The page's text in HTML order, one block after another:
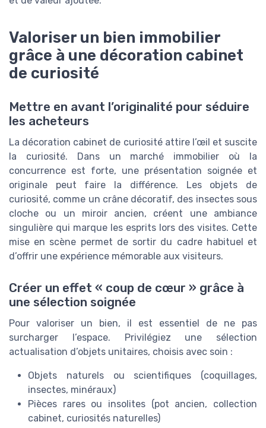
Valoriser un bien immobilier
grâce à une décoration cabinet
de curiosité
Mettre en avant l’originalité pour séduire
les acheteurs
La décoration cabinet de curiosité attire l’œil et suscite
la curiosité. Dans un marché immobilier où la
concurrence est forte, une présentation soignée et
originale peut faire la différence. Les objets de
curiosité, comme un crâne décoratif, des insectes sous
cloche ou un miroir ancien, créent une ambiance
singulière qui marque les esprits lors des visites. Cette
mise en scène permet de sortir du cadre habituel et
d’offrir une expérience mémorable aux visiteurs.
Créer un effet « coup de cœur » grâce à
une sélection soignée
Pour valoriser un bien, il est essentiel de ne pas
surcharger l’espace. Privilégiez une sélection
actualisation d’objets unitaires, choisis avec soin :
Objets naturels ou scientifiques (coquillages,
insectes, minéraux)
Pièces rares ou insolites (pot ancien, collection
cabinet, curiosités naturelles)